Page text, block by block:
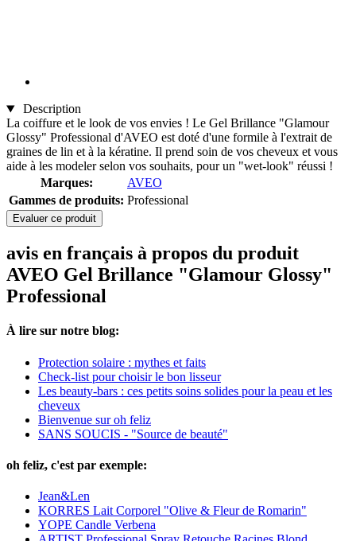
Description
La coiffure et le look de vos envies ! Le Gel Brillance "Glamour
Glossy" Professional d'AVEO est doté d'une formile à l'extrait de
graines de lin et à la kératine. Il prend soin de vos cheveux et vous
aide à les modeler selon vos souhaits, pour un "wet-look" réussi !
Marques:
AVEO
Gammes de produits: Professional
Evaluer ce produit
avis en français à propos du produit
AVEO Gel Brillance "Glamour Glossy"
Professional
À lire sur notre blog:
Protection solaire : mythes et faits
Check-list pour choisir le bon lisseur
Les beauty-bars : ces petits soins solides pour la peau et les
cheveux
Bienvenue sur oh feliz
SANS SOUCIS - "Source de beauté"
oh feliz, c'est par exemple:
Jean&Len
KORRES Lait Corporel "Olive & Fleur de Romarin"
YOPE Candle Verbena